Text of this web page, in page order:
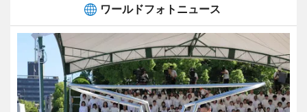
ワールドフォトニュース